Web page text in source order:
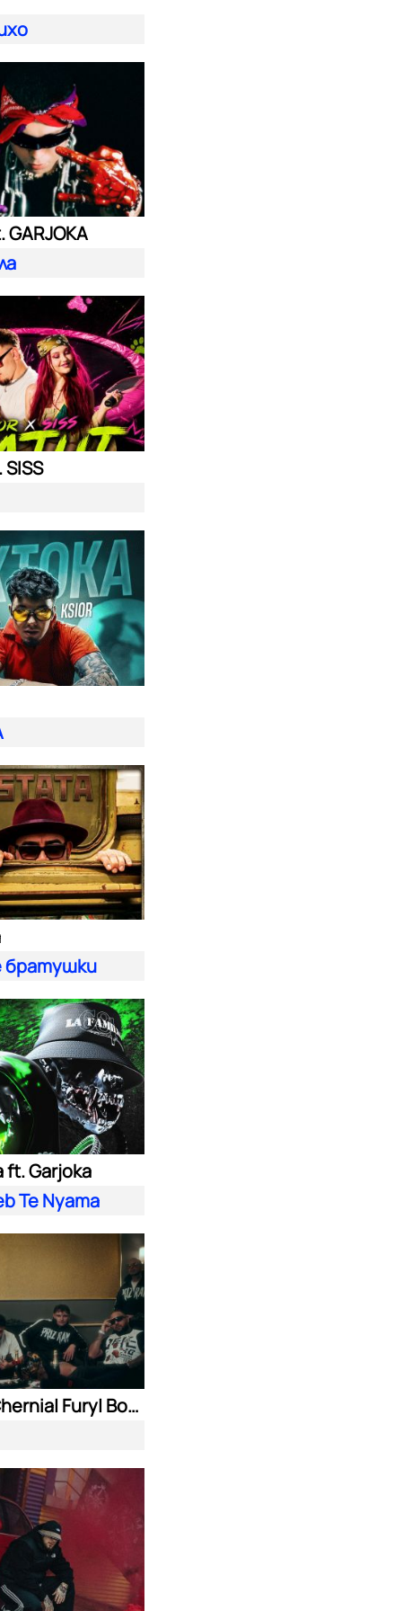
GARJOKA
SISS
братушки
ft. Garjoka
Te Nyama
Nasyo Chernia| Fury| Bobo Armani| & N.A.S.I.